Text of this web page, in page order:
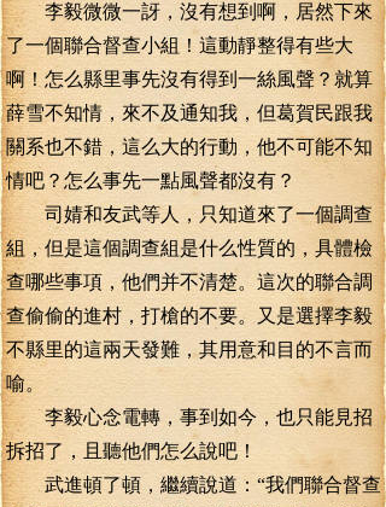
李毅微微一訝，沒有想到啊，居然下來
了一個聯合督查小組！這動靜整得有些大
啊！怎么縣里事先沒有得到一絲風聲？就算
薛雪不知情，來不及通知我，但葛賀民跟我
關系也不錯，這么大的行動，他不可能不知
情吧？怎么事先一點風聲都沒有？
司婧和友武等人，只知道來了一個調查
組，但是這個調查組是什么性質的，具體檢
查哪些事項，他們并不清楚。這次的聯合調
查偷偷的進村，打槍的不要。又是選擇李毅
不縣里的這兩天發難，其用意和目的不言而
喻。
李毅心念電轉，事到如今，也只能見招
拆招了，且聽他們怎么說吧！
武進頓了頓，繼續說道：“我們聯合督查